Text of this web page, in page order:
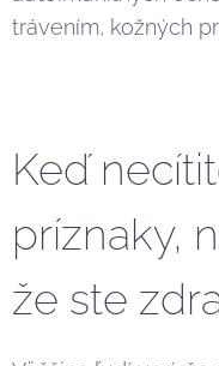
trávením, kožných
Keď
príznaky,
že ste